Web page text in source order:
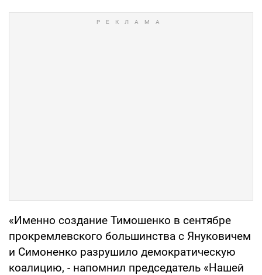
«Именно создание Тимошенко в сентябре
прокремлевского большинства с Януковичем
и Симоненко разрушило демократическую
коалицию, - напомнил председатель «Нашей